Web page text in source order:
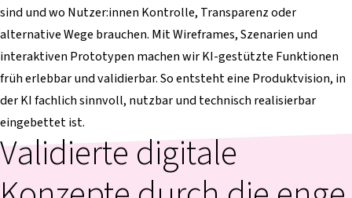
sind und wo Nutzer:innen Kontrolle, Transparenz oder
alternative Wege brauchen. Mit Wireframes, Szenarien und
interaktiven Prototypen machen wir KI-gestützte Funktionen
früh erlebbar und validierbar. So entsteht eine Produktvision, in
der KI fachlich sinnvoll, nutzbar und technisch realisierbar
eingebettet ist.
Validierte digitale